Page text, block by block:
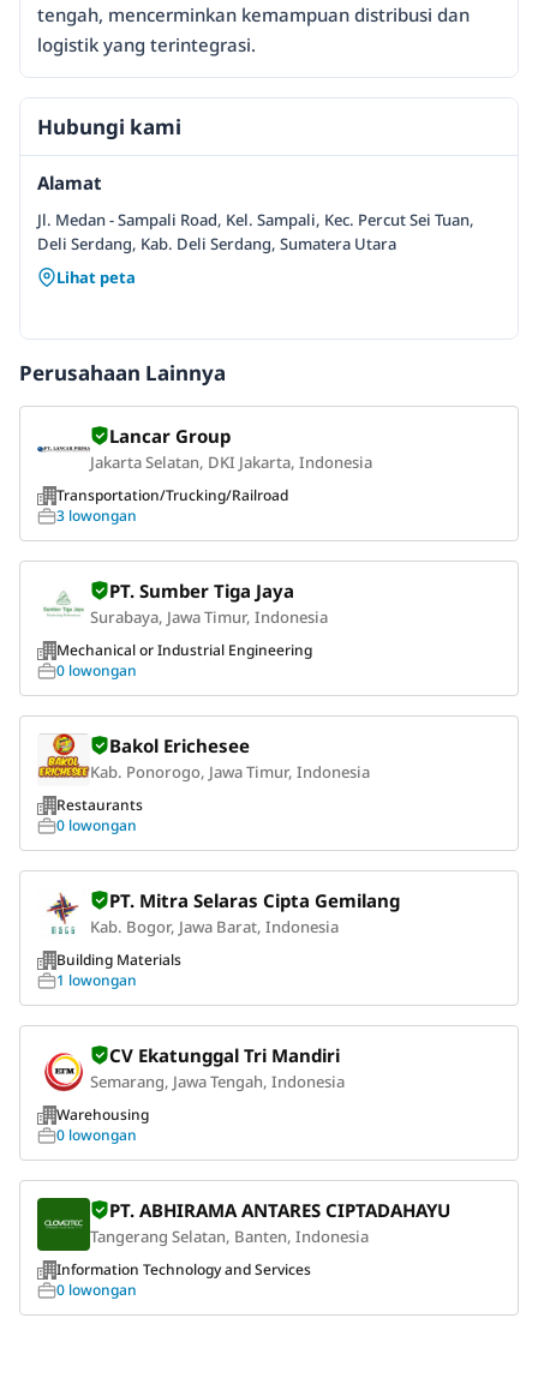
tengah, mencerminkan kemampuan distribusi dan
logistik yang terintegrasi.
Hubungi kami
Alamat
Jl. Medan - Sampali Road, Kel. Sampali, Kec. Percut Sei Tuan,
Deli Serdang, Kab. Deli Serdang, Sumatera Utara
Lihat peta
Perusahaan Lainnya
Lancar Group
Jakarta Selatan, DKI Jakarta, Indonesia
Transportation/Trucking/Railroad
3 lowongan
PT. Sumber Tiga Jaya
Surabaya, Jawa Timur, Indonesia
Mechanical or Industrial Engineering
0 lowongan
Bakol Erichesee
Kab. Ponorogo, Jawa Timur, Indonesia
Restaurants
0 lowongan
PT. Mitra Selaras Cipta Gemilang
Kab. Bogor, Jawa Barat, Indonesia
Building Materials
1 lowongan
CV Ekatunggal Tri Mandiri
Semarang, Jawa Tengah, Indonesia
Warehousing
0 lowongan
PT. ABHIRAMA ANTARES CIPTADAHAYU
Tangerang Selatan, Banten, Indonesia
Information Technology and Services
0 lowongan